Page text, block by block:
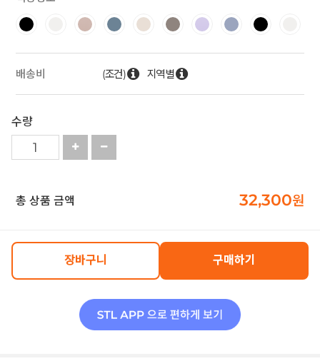
배송비 (조건) 지역별
수량
총 상품 금액 32,300원
장바구니 구매하기